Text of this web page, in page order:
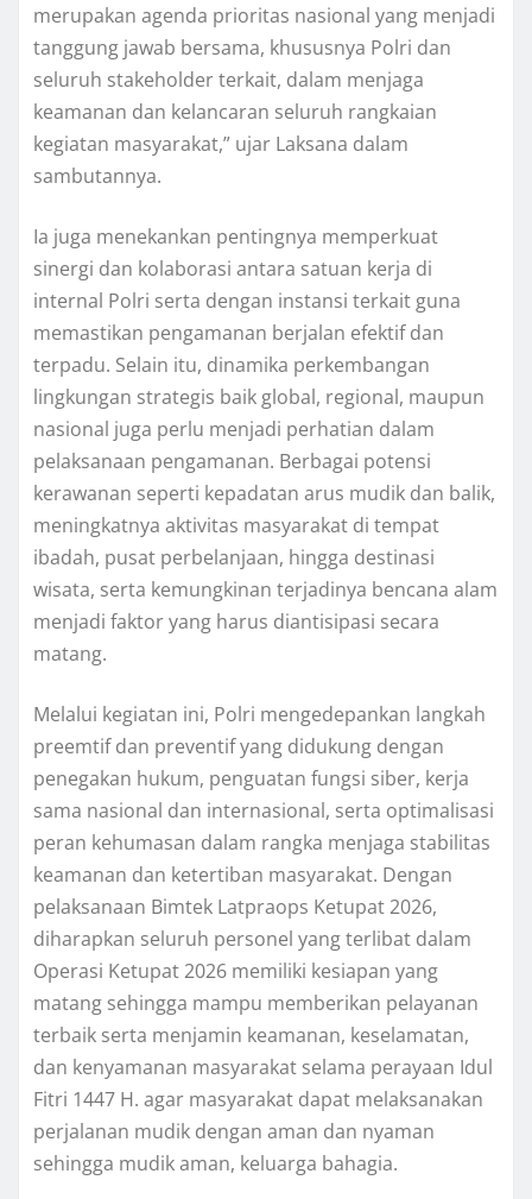
merupakan agenda prioritas nasional yang menjadi
tanggung jawab bersama, khususnya Polri dan
seluruh stakeholder terkait, dalam menjaga
keamanan dan kelancaran seluruh rangkaian
kegiatan masyarakat,” ujar Laksana dalam
sambutannya.
Ia juga menekankan pentingnya memperkuat
sinergi dan kolaborasi antara satuan kerja di
internal Polri serta dengan instansi terkait guna
memastikan pengamanan berjalan efektif dan
terpadu. Selain itu, dinamika perkembangan
lingkungan strategis baik global, regional, maupun
nasional juga perlu menjadi perhatian dalam
pelaksanaan pengamanan. Berbagai potensi
kerawanan seperti kepadatan arus mudik dan balik,
meningkatnya aktivitas masyarakat di tempat
ibadah, pusat perbelanjaan, hingga destinasi
wisata, serta kemungkinan terjadinya bencana alam
menjadi faktor yang harus diantisipasi secara
matang.
Melalui kegiatan ini, Polri mengedepankan langkah
preemtif dan preventif yang didukung dengan
penegakan hukum, penguatan fungsi siber, kerja
sama nasional dan internasional, serta optimalisasi
peran kehumasan dalam rangka menjaga stabilitas
keamanan dan ketertiban masyarakat. Dengan
pelaksanaan Bimtek Latpraops Ketupat 2026,
diharapkan seluruh personel yang terlibat dalam
Operasi Ketupat 2026 memiliki kesiapan yang
matang sehingga mampu memberikan pelayanan
terbaik serta menjamin keamanan, keselamatan,
dan kenyamanan masyarakat selama perayaan Idul
Fitri 1447 H. agar masyarakat dapat melaksanakan
perjalanan mudik dengan aman dan nyaman
sehingga mudik aman, keluarga bahagia.